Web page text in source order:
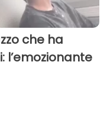
che ha
l’emozionante